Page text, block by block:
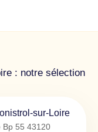
: notre sélection
sur-Loire
Bp 55 43120